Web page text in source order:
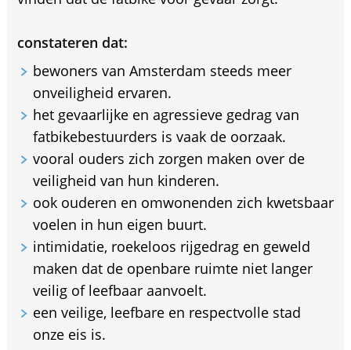
constateren dat:
bewoners van Amsterdam steeds meer
onveiligheid ervaren.
het gevaarlijke en agressieve gedrag van
fatbikebestuurders is vaak de oorzaak.
vooral ouders zich zorgen maken over de
veiligheid van hun kinderen.
ook ouderen en omwonenden zich kwetsbaar
voelen in hun eigen buurt.
intimidatie, roekeloos rijgedrag en geweld
maken dat de openbare ruimte niet langer
veilig of leefbaar aanvoelt.
een veilige, leefbare en respectvolle stad
onze eis is.